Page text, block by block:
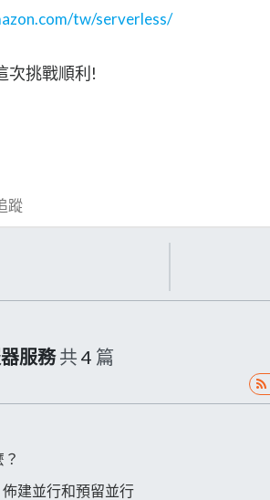
tw/serverless/
次挑戰順利!
蹤
服務共 4 篇
佈建並行和預留並行